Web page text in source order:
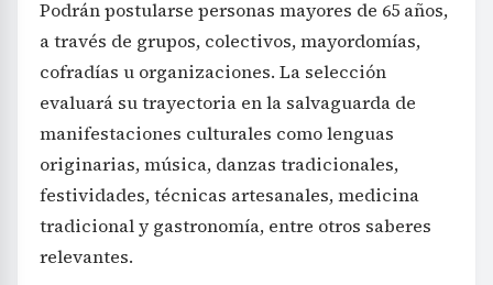
Podrán postularse personas mayores de 65 años,
a través de grupos, colectivos, mayordomías,
cofradías u organizaciones. La selección
evaluará su trayectoria en la salvaguarda de
manifestaciones culturales como lenguas
originarias, música, danzas tradicionales,
festividades, técnicas artesanales, medicina
tradicional y gastronomía, entre otros saberes
relevantes.